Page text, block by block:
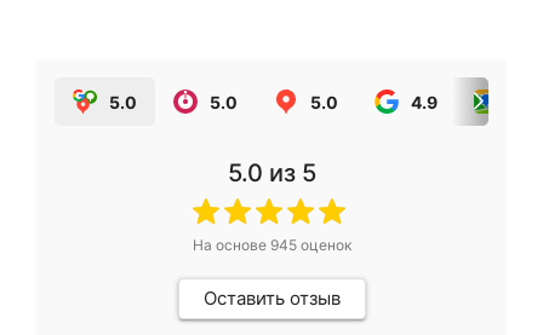
5.0 5.0 5.0 4.9
5.0 из 5
На основе 945оценок
Оставить отзыв